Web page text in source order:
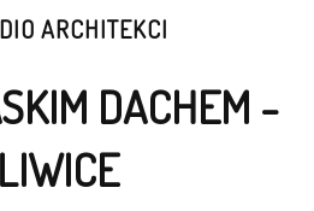
ARCHITEKCI
DACHEM -